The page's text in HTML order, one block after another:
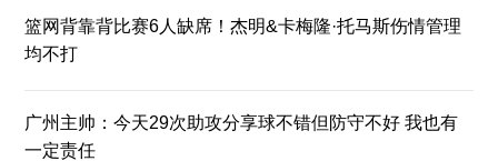
篮网背靠背比赛6人缺席！杰明&卡梅隆·托马斯伤情管理
均不打
广州主帅：今天29次助攻分享球不错但防守不好 我也有
一定责任